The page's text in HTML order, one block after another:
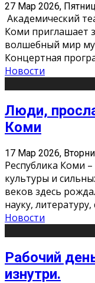
27 Мар 2026,
Академический
Коми приглашает
волшебный мир
Концертная
Новости
Люди,
Коми
17 Мар 2026,
Республика Коми
культуры и
веков здесь
науку, литературу,
Новости
Рабочий
изнутри.